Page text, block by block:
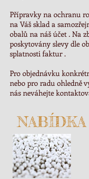
Přípravky na ochranu
na Váš sklad a
obalů na náš účet . Na
poskytovány slevy dle
splatnosti faktur .
Pro objednávku
nebo pro radu ohledně
nás neváhejte